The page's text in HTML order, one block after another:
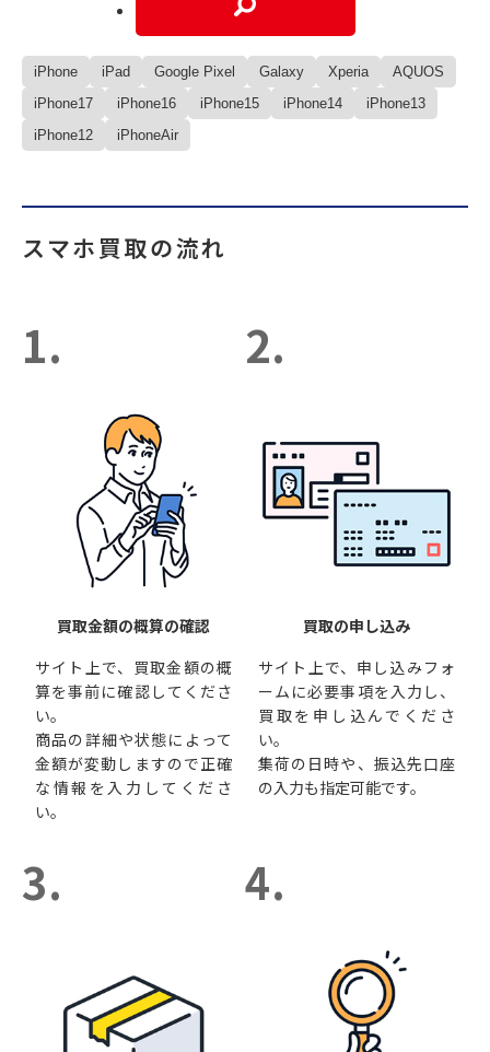
iPhone iPad Google Pixel Galaxy Xperia
AQUOS
iPhone17
iPhone16 iPhone15 iPhone14
iPhone13
iPhone12
iPhoneAir
スマホ買取の流れ
1.
買取金額の概算の確認
サイト上で、買取金額の概
算を事前に確認してくださ
い。
商品の詳細や状態によって
金額が変動しますので正確
な情報を入力してくださ
い。
2.
買取の申し込み
サイト上で、申し込みフォ
ームに必要事項を入力し、
買取を申し込んでくださ
い。
集荷の日時や、振込先口座
の入力も指定可能です。
3. 4.